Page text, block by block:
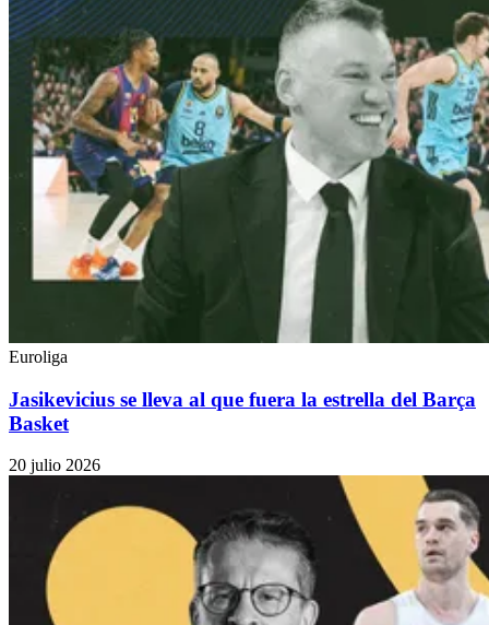
Euroliga
Jasikevicius se lleva al que fuera la estrella del Barça
Basket
20 julio 2026